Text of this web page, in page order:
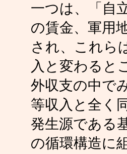
一つは、「自
の賃金、軍用
され、これら
入と変わると
外収支の中で
等収入と全く
発生源である
の循環構造に